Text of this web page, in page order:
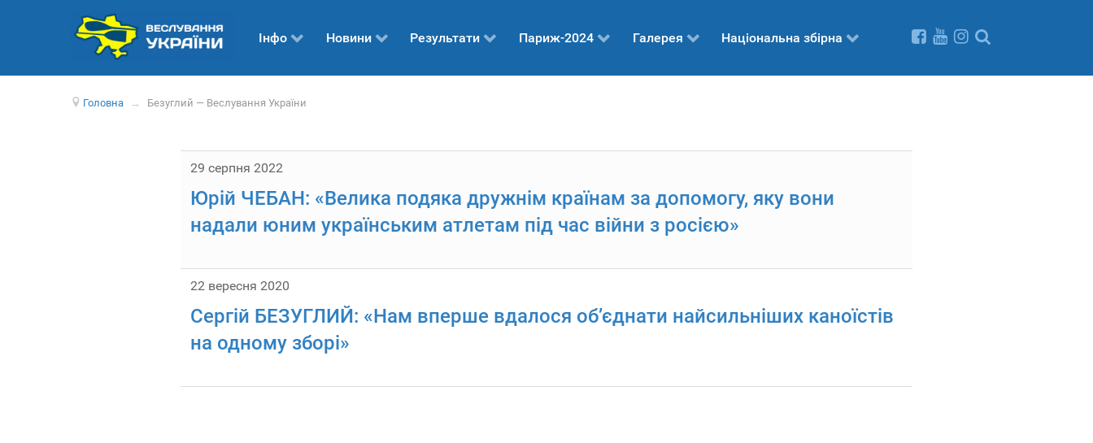
Інфо Новини Результати Париж-2024 Галерея Національна збірна
Головна → Безуглий — Веслування України
29 серпня 2022
Юрій ЧЕБАН: «Велика подяка дружнім країнам за допомогу, яку вони
надали юним українським атлетам під час війни з росією»
22 вересня 2020
Сергій БЕЗУГЛИЙ: «Нам вперше вдалося об’єднати найсильніших каноїстів
на одному зборі»